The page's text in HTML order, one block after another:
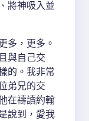
將神吸入並
多，更多。
與自己交
的。我非常
弟兄的交
在禱讀約翰
說到，愛我